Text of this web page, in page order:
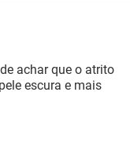
achar que o atrito
escura e mais